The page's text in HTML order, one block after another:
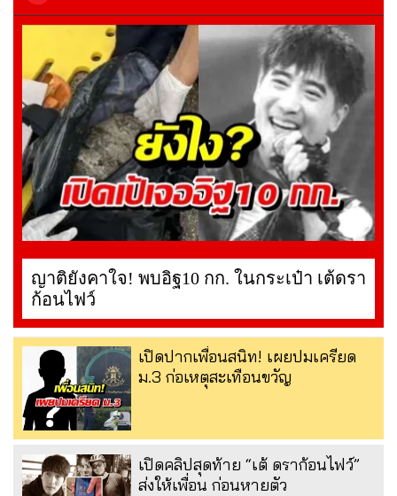
ญาติยังคาใจ! พบอิฐ10 กก. ในกระเป๋า เต้ดรา
ก้อนไฟว์
เปิดปากเพื่อนสนิท! เผยปมเครียด
ม.3 ก่อเหตุสะเทือนขวัญ
เปิดคลิปสุดท้าย “เต้ ดราก้อนไฟว์”
ส่งให้เพื่อน ก่อนหายตัว